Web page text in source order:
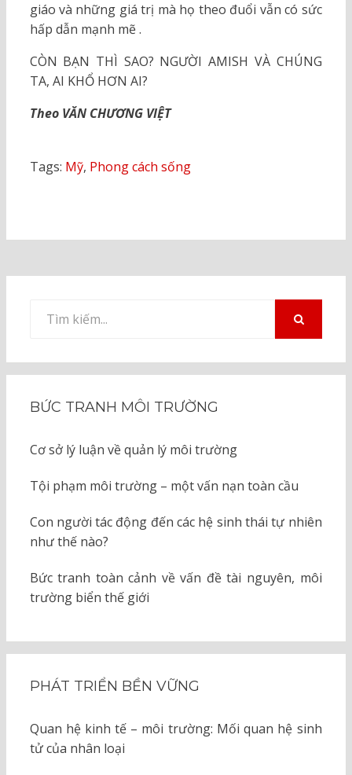
giáo và những giá trị mà họ theo đuổi vẫn có sức
hấp dẫn mạnh mẽ .
CÒN BẠN THÌ SAO? NGƯỜI AMISH VÀ CHÚNG
TA, AI KHỔ HƠN AI?
Theo VĂN CHƯƠNG VIỆT
Tags: Mỹ, Phong cách sống
kiếm
BỨC TRANH MÔI TRƯỜNG
Cơ sở lý luận về quản lý môi trường
Tội phạm môi trường – một vấn nạn toàn cầu
Con người tác động đến các hệ sinh thái tự nhiên
như thế nào?
Bức tranh toàn cảnh về vấn đề tài nguyên, môi
trường biển thế giới
PHÁT TRIỂN BỀN VỮNG
Quan hệ kinh tế – môi trường: Mối quan hệ sinh
tử của nhân loại